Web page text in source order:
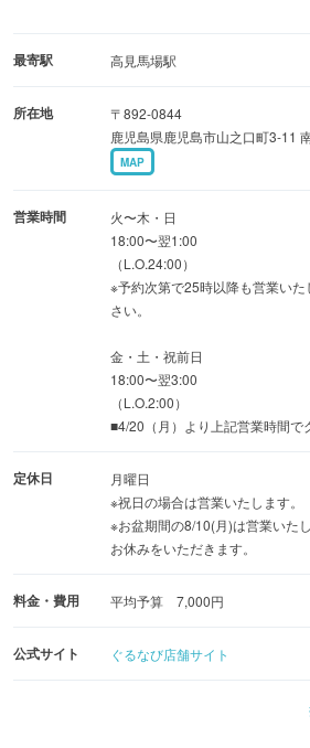
タンやカルビ、ホルモンの他、厳選
焼肉屋さんのカレーライスや麻婆豆
味わえない料理もございます。
◆ドリンクでペアリングを…
お肉の旨みを引き立てる生ビールや
鹿児島が誇る芋焼酎も豊富に取り揃
◆和情緒溢れる落ち着いた店内
掘りごたつ席・テーブル席の完全個室
部屋ごとに異なる壁掛けアートで雰
最寄駅 高見馬場駅
所在地
〒892-0844
鹿児島県鹿児島市山之口町3-11
MAP
営業時間
火〜木・日
18:00〜翌1:00
（L.O.24:00）
※予約次第で25時以降も営業い
さい。
金・土・祝前日
18:00〜翌3:00
（L.O.2:00）
■4/20（月）より上記営業時間で
定休日
月曜日
※祝日の場合は営業いたします。
※お盆期間の8/10(月)は営業いた
お休みをいただきます。
料金・費用 平均予算 7,000円
公式サイト ぐるなび店舗サイト